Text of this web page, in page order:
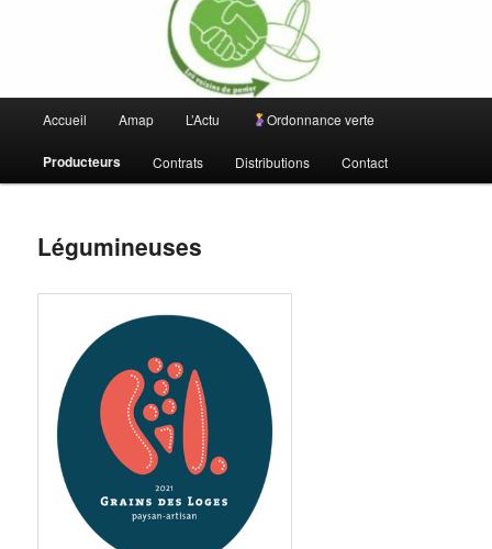
principal
Accueil Amap L’Actu Ordonnance verte
Producteurs Contrats Distributions Contact
Légumineuses